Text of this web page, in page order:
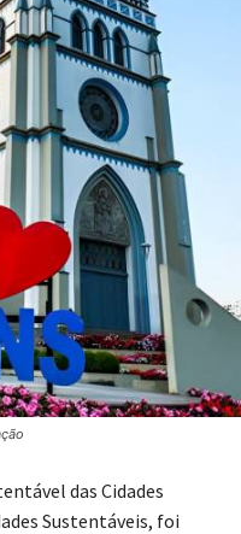
das Cidades
Sustentáveis, foi